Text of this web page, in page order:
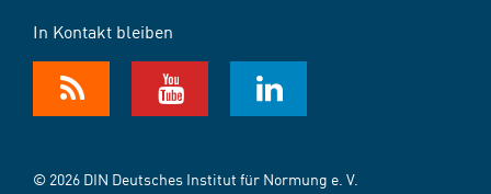
In Kontakt bleiben
© 2026 DIN Deutsches Institut für Normung e. V.